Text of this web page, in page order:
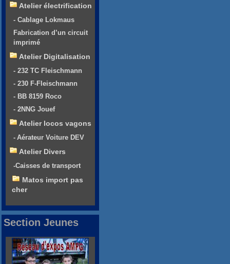
Atelier électrification
- Cablage Lokmaus
Fabrication d’un circuit
imprimé
Atelier Digitalisation
- 232 TC Fleischmann
- 230 F-Fleischmann
- BB 8159 Roco
- 2NNG Jouef
Atelier locos vagons
- Aérateur Voiture DEV
Atelier Divers
-Caisses de transport
Matos import pas
cher
Section Jeunes